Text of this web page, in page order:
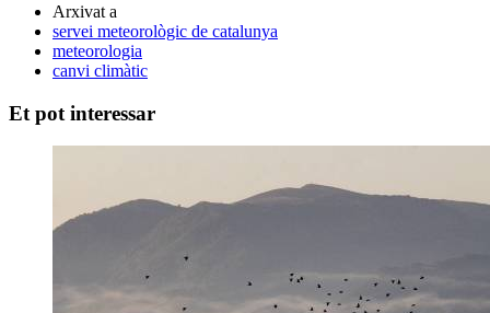
Arxivat a
servei meteorològic de catalunya
meteorologia
canvi climàtic
Et pot interessar